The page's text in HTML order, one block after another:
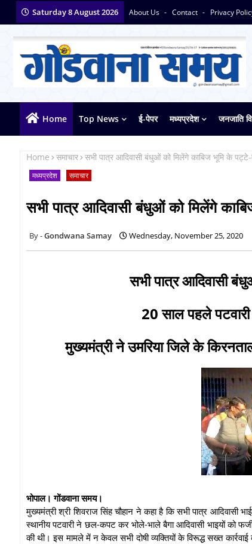
Saturday 8 August 2026 About Us Contact Privacy
Home Top News ई-पेपर मध्यप्रदेश जनजाति
Home समाचार सभी पात्र आदिवासी बंधुओं को मिलेंगे काबिज भूमि के
मध्यप्रदेश समाचार
सभी पात्र आदिवासी बंधुओं को मिलेंगे
Gondwana Samay Wednesday, November 25, 2020
सभी पात्र आदिवासी
20 साल पहले
मुख्यमंत्री ने उमरिया जिले के
भोपाल। गोंडवाना समय।
मुख्यमंत्री श्री शिवराज सिंह चौहान ने कहा है कि सभी पात्र आदिवासी
स्थानीय पटवारी ने छल-कपट कर भोले-भाले बैगा आदिवासी भाइयों को
की थी। इस मामले में न केवल सभी दोषी व्यक्तियों के विरूद्ध सख्त